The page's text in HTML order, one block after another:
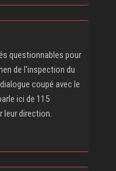
questionnables pour
de l'inspection du
coupé avec le
ici de 115
leur direction.